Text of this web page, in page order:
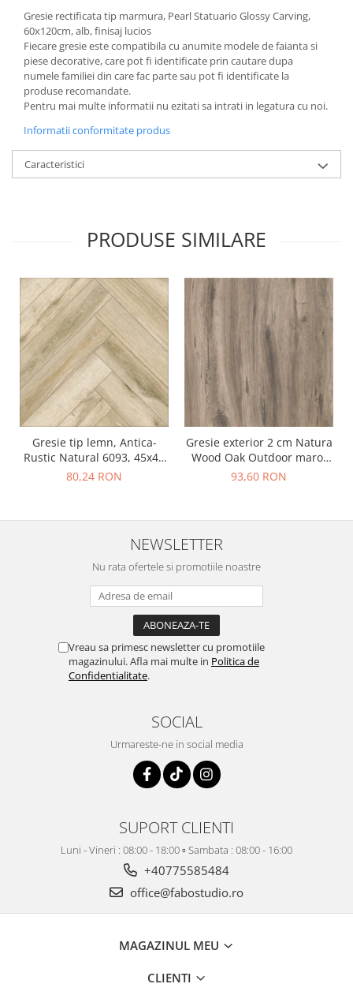
Gresie rectificata tip marmura, Pearl Statuario Glossy Carving,
60x120cm, alb, finisaj lucios
Fiecare gresie este compatibila cu anumite modele de faianta si
piese decorative, care pot fi identificate prin cautare dupa
numele familiei din care fac parte sau pot fi identificate la
produse recomandate.
Pentru mai multe informatii nu ezitati sa intrati in legatura cu noi.
Informatii conformitate produs
Caracteristici
PRODUSE SIMILARE
Gresie tip lemn, Antica-
Rustic Natural 6093, 45x45
cm, portelanata, bej, finisaj
80,24 RON
Gresie exterior 2 cm Natura
Wood Oak Outdoor maro,
0.73mp/cut
93,60 RON
NEWSLETTER
Nu rata ofertele si promotiile noastre
Vreau sa primesc newsletter cu promotiile
magazinului. Afla mai multe in Politica de
Confidentialitate.
SOCIAL
Urmareste-ne in social media
SUPORT CLIENTI
Luni - Vineri : 08:00 - 18:00 ▫️ Sambata : 08:00 - 16:00
+40775585484
office@fabostudio.ro
MAGAZINUL MEU
CLIENTI